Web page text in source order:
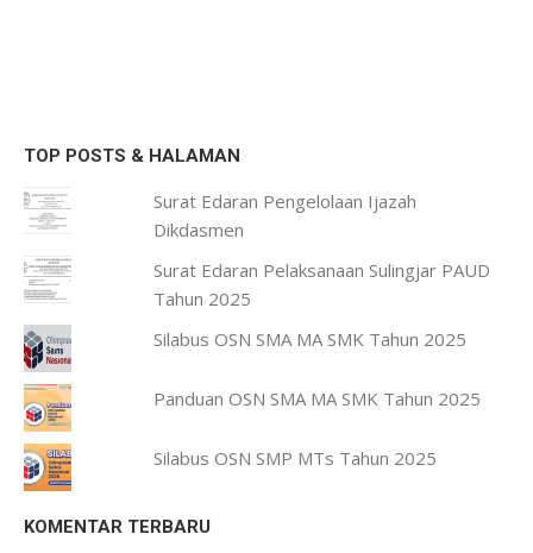
TOP POSTS & HALAMAN
Surat Edaran Pengelolaan Ijazah
Dikdasmen
Surat Edaran Pelaksanaan Sulingjar PAUD
Tahun 2025
Silabus OSN SMA MA SMK Tahun 2025
Panduan OSN SMA MA SMK Tahun 2025
Silabus OSN SMP MTs Tahun 2025
KOMENTAR TERBARU